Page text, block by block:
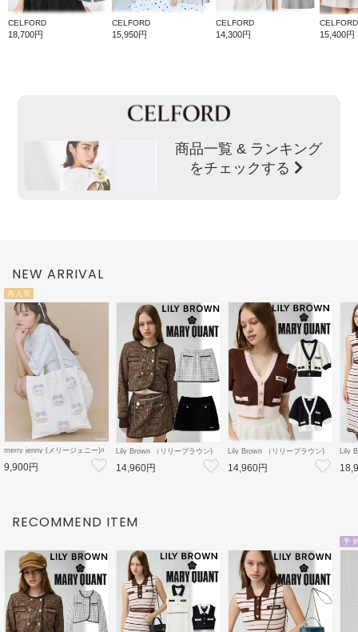
CELFORD
18,700円
CELFORD
15,950円
CELFORD
14,300円
CELFORD
15,400円
商品一覧 & ランキング
をチェックする
NEW ARRIVAL
再入荷
merry jenny (メリージェニー)ﾊ
【2826419012】トートバッグ
【ちいかわコラボ】
9,900円
Lily Brown （リリーブラウン)
【LB×MARY QUANT】ミニス
カート 26秋冬
【LWFS264101】フレアスカー
14,960円
Lily Brown （リリーブラウン)
【LB×MARY QUANT】ニット
カーディガン 26秋冬
【LWND264109】カーディガン
14,960円
Lily
ット
【
RECOMMEND ITEM
予